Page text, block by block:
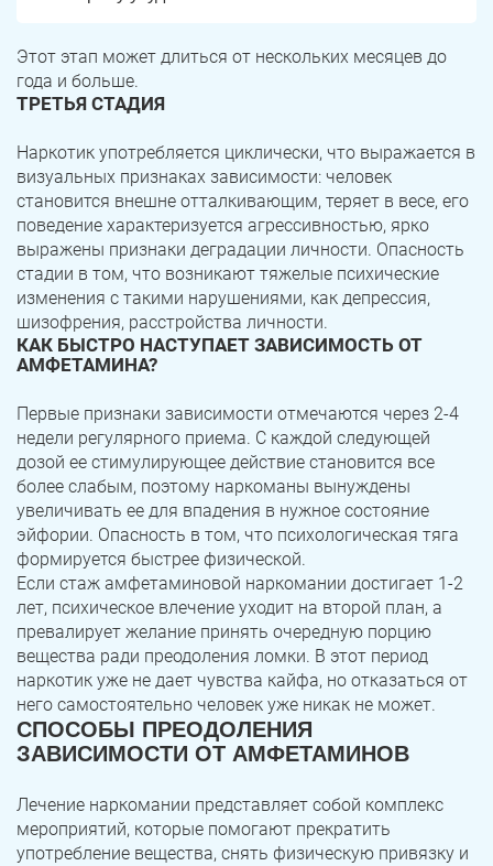
Этот этап может длиться от нескольких месяцев до
года и больше.
ТРЕТЬЯ СТАДИЯ
Наркотик употребляется циклически, что выражается в
визуальных признаках зависимости: человек
становится внешне отталкивающим, теряет в весе, его
поведение характеризуется агрессивностью, ярко
выражены признаки деградации личности. Опасность
стадии в том, что возникают тяжелые психические
изменения с такими нарушениями, как депрессия,
шизофрения, расстройства личности.
КАК БЫСТРО НАСТУПАЕТ ЗАВИСИМОСТЬ ОТ
АМФЕТАМИНА?
Первые признаки зависимости отмечаются через 2-4
недели регулярного приема. С каждой следующей
дозой ее стимулирующее действие становится все
более слабым, поэтому наркоманы вынуждены
увеличивать ее для впадения в нужное состояние
эйфории. Опасность в том, что психологическая тяга
формируется быстрее физической.
Если стаж амфетаминовой наркомании достигает 1-2
лет, психическое влечение уходит на второй план, а
превалирует желание принять очередную порцию
вещества ради преодоления ломки. В этот период
наркотик уже не дает чувства кайфа, но отказаться от
него самостоятельно человек уже никак не может.
СПОСОБЫ ПРЕОДОЛЕНИЯ
ЗАВИСИМОСТИ ОТ АМФЕТАМИНОВ
Лечение наркомании представляет собой комплекс
мероприятий, которые помогают прекратить
употребление вещества, снять физическую привязку и
Я ознакомлен и принимаю
Задать вопрос
Я ознакомлен и принимаюусловия работы сайта
Я ознакомлен и принимаю
Юрюзань
Локомотивный Миньяр
Зауральский
Катав-Ивановск Куса
Пласт Бакал
Усть-Катав Верхний Уфалей
Еманжелинск Карталы
Аша Трехгорный
Южноуральск Сатка
Чебаркуль Снежинск
Троицк Озерск
Копейск Миасс
Златоуст Магнитогорск
Я ознакомлен и принимаю